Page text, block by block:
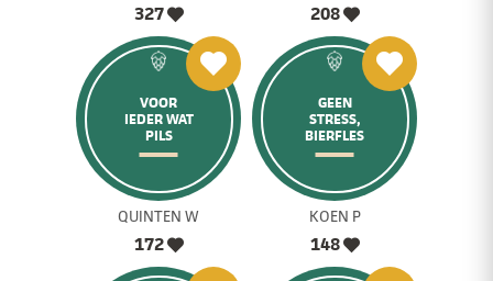
327 208
VOOR
IEDER WAT
PILS
QUINTEN W
172
GEEN
STRESS,
BIERFLES
KOEN P
148